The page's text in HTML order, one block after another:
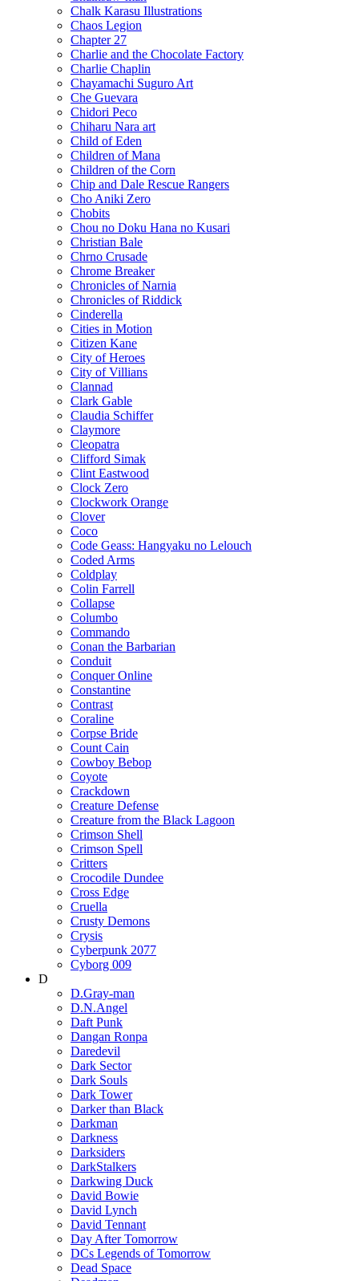
Chalk Karasu Illustrations
Chaos Legion
Chapter 27
Charlie and the Chocolate Factory
Charlie Chaplin
Chayamachi Suguro Art
Che Guevara
Chidori Peco
Chiharu Nara art
Child of Eden
Children of Mana
Children of the Corn
Chip and Dale Rescue Rangers
Cho Aniki Zero
Chobits
Chou no Doku Hana no Kusari
Christian Bale
Chrno Crusade
Chrome Breaker
Chronicles of Narnia
Chronicles of Riddick
Cinderella
Cities in Motion
Citizen Kane
City of Heroes
City of Villians
Clannad
Clark Gable
Claudia Schiffer
Claymore
Cleopatra
Clifford Simak
Clint Eastwood
Clock Zero
Clockwork Orange
Clover
Coco
Code Geass: Hangyaku no Lelouch
Coded Arms
Coldplay
Colin Farrell
Collapse
Columbo
Commando
Conan the Barbarian
Conduit
Conquer Online
Constantine
Contrast
Coraline
Corpse Bride
Count Cain
Cowboy Bebop
Coyote
Crackdown
Creature Defense
Creature from the Black Lagoon
Crimson Shell
Crimson Spell
Critters
Crocodile Dundee
Cross Edge
Cruella
Crusty Demons
Crysis
Cyberpunk 2077
Cyborg 009
D
D.Gray-man
D.N.Angel
Daft Punk
Dangan Ronpa
Daredevil
Dark Sector
Dark Souls
Dark Tower
Darker than Black
Darkman
Darkness
Darksiders
DarkStalkers
Darkwing Duck
David Bowie
David Lynch
David Tennant
Day After Tomorrow
DCs Legends of Tomorrow
Dead Space